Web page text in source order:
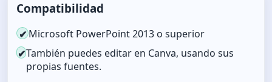
Compatibilidad
✔ Microsoft PowerPoint 2013 o superior
✔También puedes editar en Canva, usando sus
propias fuentes.